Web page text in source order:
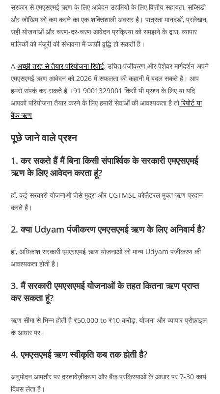
सरकार से एमएसएमई ऋण के लिए आवेदन उद्यमियों के लिए वित्तीय सहायता, सब्सिडी
और जोखिम को कम करने का एक शक्तिशाली अवसर है। पात्रता मानदंडों, प्रलेखन,
सही योजनाओं और चरण-दर-चरण आवेदन प्रक्रिया को समझने के द्वारा, व्यापार
मालिकों को मंजूरी की संभावना में काफी वृद्धि हो सकती है।
Aअच्छी तरह से तैयार परियोजना रिपोर्ट, उचित पंजीकरण और पेशेवर मार्गदर्शन अपने
एमएसएमई ऋण आवेदन को 2026 में सफलता की कहानी में बदल सकते हैं। आप
हमसे संपर्क कर सकते हैं +91 9001329001 किसी भी प्रश्न के लिए या यदि
आपको परियोजना तैयार करने के लिए हमारी सेवाओं की आवश्यकता है तोरिपोर्ट या
बैंक ऋण
पूछे जाने वाले प्रश्न
1. कर सकते हैं मैं बिना किसी संपार्श्विक के सरकारी एमएसएमई
ऋण के लिए आवेदन करता हूं?
हाँ, कई सरकारी योजनाओं जैसे मुद्रा और CGTMSE कोलैटरल मुक्त ऋण प्रदान
करते हैं।
2. क्या Udyam पंजीकरण एमएसएमई ऋण के लिए अनिवार्य है?
हां, अधिकांश सरकारी एमएसएमई ऋण योजनाओं को मान्य Udyam पंजीकरण की
आवश्यकता होती है।
3. मैं सरकारी एमएसएमई योजनाओं के तहत कितना ऋण प्राप्त
कर सकता हूं?
ऋण सीमा से भिन्न होती है ₹50,000 to ₹10 करोड़, योजना और व्यापार प्रोफ़ाइल
के आधार पर।
4. एमएसएमई ऋण स्वीकृति कब तक होती है?
अनुमोदन आमतौर पर दस्तावेज़ीकरण और बैंक प्रक्रियाओं के आधार पर 7-30 कार्य
दिवस लेता है।